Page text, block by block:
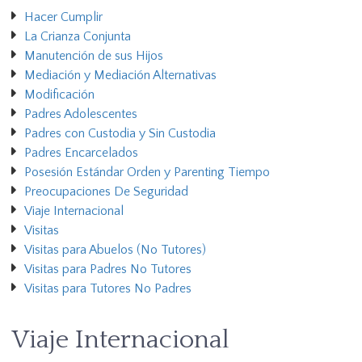
Hacer Cumplir
La Crianza Conjunta
Manutención de sus Hijos
Mediación y Mediación Alternativas
Modificación
Padres Adolescentes
Padres con Custodia y Sin Custodia
Padres Encarcelados
Posesión Estándar Orden y Parenting Tiempo
Preocupaciones De Seguridad
Viaje Internacional
Visitas
Visitas para Abuelos (No Tutores)
Visitas para Padres No Tutores
Visitas para Tutores No Padres
Viaje Internacional